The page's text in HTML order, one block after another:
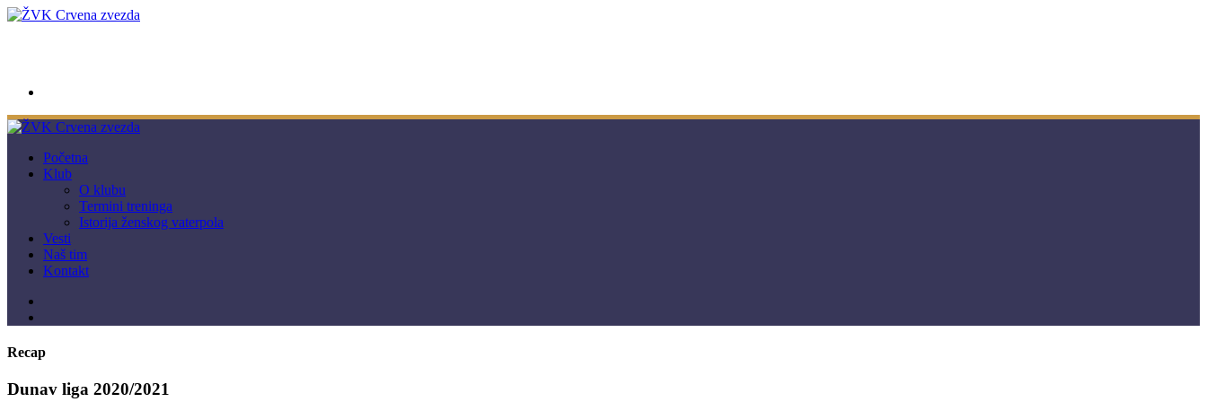
Početna
Klub
O klubu
Termini treninga
Istorija ženskog vaterpola
Vesti
Naš tim
Kontakt
Recap
Dunav liga 2020/2021